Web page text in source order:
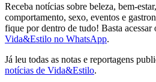
Receba notícias sobre beleza, bem-
comportamento, sexo, eventos e
fique por dentro de tudo! Basta acessar
Vida&Estilo no WhatsApp.
Já leu todas as notas e reportagens
notícias de Vida&Estilo.